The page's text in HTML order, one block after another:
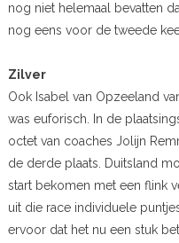
nog niet helemaal bevatten
nog eens voor de tweede
Zilver
Ook Isabel van Opzeeland
was euforisch. In de
octet van coaches Jolijn
de derde plaats. Duitsland
start bekomen met een flink
uit die race individuele
ervoor dat het nu een stuk